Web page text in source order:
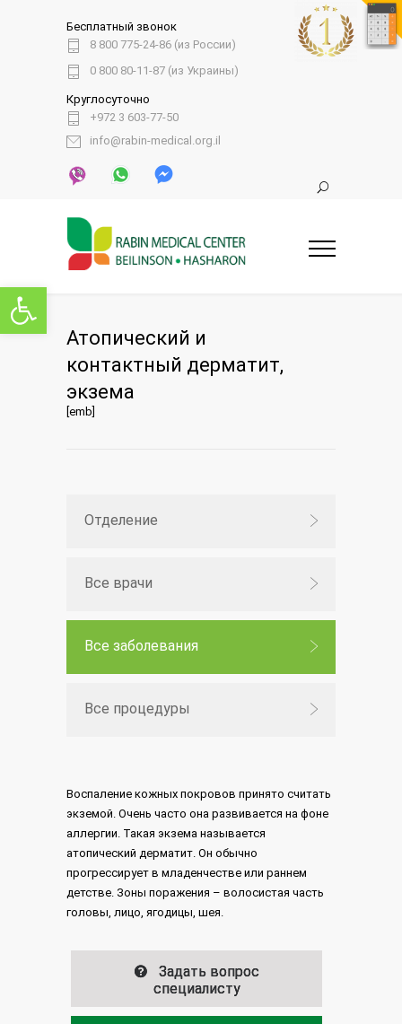
Открыть панель инструментов
Бесплатный звонок
8 800 775-24-86 (из России)
0 800 80-11-87 (из Украины)
Круглосуточно
+972 3 603-77-50
info@rabin-medical.org.il
Атопический и
контактный дерматит,
экзема
[emb]
Отделение
Все врачи
Все заболевания
Все процедуры
Воспаление кожных покровов принято считать
экземой. Очень часто она развивается на фоне
аллергии. Такая экзема называется
атопический дерматит. Он обычно
прогрессирует в младенчестве или раннем
детстве. Зоны поражения – волосистая часть
головы, лицо, ягодицы, шея.
Задать вопрос
специалисту